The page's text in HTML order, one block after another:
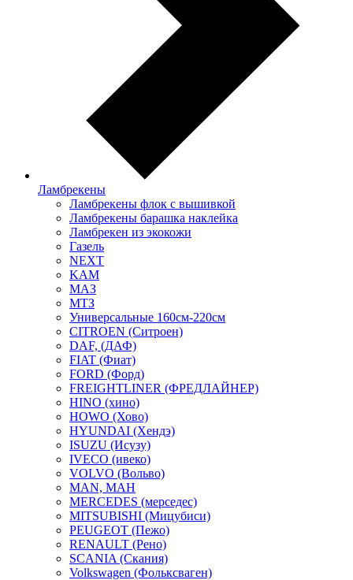
Ламбрекены
Ламбрекены флок с вышивкой
Ламбрекены барашка наклейка
Ламбрекен из экокожи
Газель
NEXT
KAM
МАЗ
МТЗ
Универсальные 160см-220см
CITROEN (Ситроен)
DAF, (ДАФ)
FIAT (Фиат)
FORD (Форд)
FREIGHTLINER (ФРЕДЛАЙНЕР)
HINO (хино)
HOWO (Хово)
HYUNDAI (Хендэ)
ISUZU (Исузу)
IVECO (ивеко)
VOLVO (Вольво)
MAN, МАН
MERCEDES (мерседес)
MITSUBISHI (Мицубиси)
PEUGEOT (Пежо)
RENAULT (Рено)
SCANIA (Скания)
Volkswagen (Фольксваген)